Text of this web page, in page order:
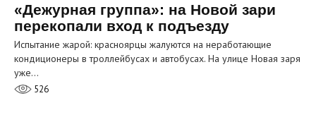
«Дежурная группа»: на Новой зари
перекопали вход к подъезду
Испытание жарой: красноярцы жалуются на неработающие
кондиционеры в троллейбусах и автобусах. На улице Новая заря
уже…
526